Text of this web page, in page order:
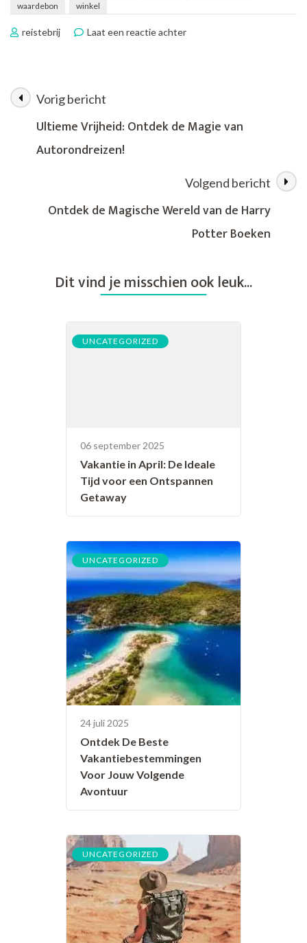
waardebon
winkel
reistebrij Laat een reactie achterop
Een
Iedere
Gelegenheid
Berichtnavigatie
Vorig bericht
Ultieme Vrijheid: Ontdek de Magie van
Autorondreizen!
Volgend bericht
Ontdek de Magische Wereld van de Harry
Potter Boeken
Dit vind je misschien ook leuk...
UNCATEGORIZED
06 september 2025
Vakantie in April: De Ideale
Tijd voor een Ontspannen
Getaway
UNCATEGORIZED
24 juli 2025
Ontdek De Beste
Vakantiebestemmingen
Voor Jouw Volgende
Avontuur
UNCATEGORIZED